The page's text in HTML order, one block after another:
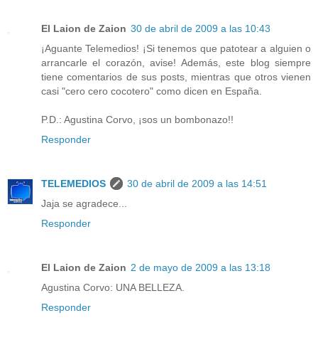
El Laion de Zaion 30 de abril de 2009 a las 10:43
¡Aguante Telemedios! ¡Si tenemos que patotear a alguien o
arrancarle el corazón, avise! Además, este blog siempre
tiene comentarios de sus posts, mientras que otros vienen
casi "cero cero cocotero" como dicen en España.
P.D.: Agustina Corvo, ¡sos un bombonazo!!
Responder
TELEMEDIOS
30 de abril de 2009 a las 14:51
Jaja se agradece...
Responder
El Laion de Zaion 2 de mayo de 2009 a las 13:18
Agustina Corvo: UNA BELLEZA.
Responder